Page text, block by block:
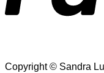
Copyright © Sandra